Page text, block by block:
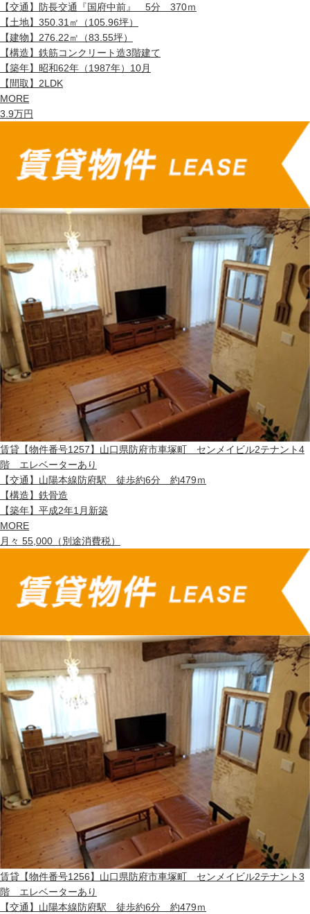
【交通】 防長交通『国府中前』 5分 370ｍ
【土地】 350.31㎡（105.96坪）
【建物】 276.22㎡（83.55坪）
【構造】 鉄筋コンクリート造3階建て
【築年】 昭和62年（1987年）10月
【間取】 2LDK
MORE
3.9万円
賃貸 【物件番号1257】山口県防府市車塚町 センメイビル2テナント4
階 エレベーターあり
【交通】 山陽本線防府駅 徒歩約6分 約479ｍ
【構造】 鉄骨造
【築年】 平成2年1月新築
MORE
月々 55,000（別途消費税）
賃貸 【物件番号1256】山口県防府市車塚町 センメイビル2テナント3
階 エレベーターあり
【交通】 山陽本線防府駅 徒歩約6分 約479ｍ